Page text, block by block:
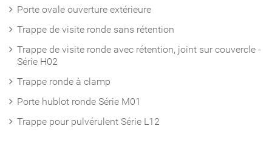
Porte ovale ouverture extérieure
Trappe de visite ronde sans rétention
Trappe de visite ronde avec rétention, joint sur couvercle -
Série H02
Trappe ronde à clamp
Porte hublot ronde Série M01
Trappe pour pulvérulent Série L12